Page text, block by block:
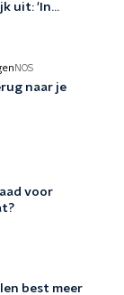
uit: 'In
NOS
naar je
voor
best meer